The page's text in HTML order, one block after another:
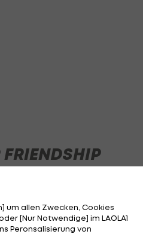
um allen Zwecken, Cookies
[Nur Notwendige] im LAOLA1
Peronsalisierung von